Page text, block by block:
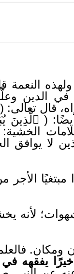
النعمة
الدين
قال
غَفُورٌ ٢٨[ [فاطر]، وقال
الخشية:
لا يوافق
الأجر
لأنه
ومكان.
يفقهه في